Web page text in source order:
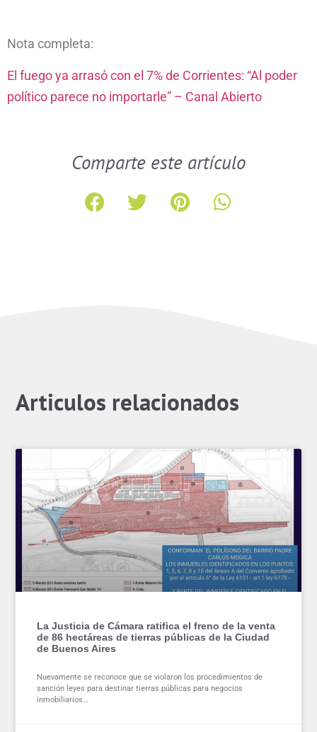
Nota completa:
El fuego ya arrasó con el 7% de Corrientes: “Al poder
político parece no importarle” – Canal Abierto
Comparte este artículo
Articulos relacionados
La Justicia de Cámara ratifica el freno de la venta
de 86 hectáreas de tierras públicas de la Ciudad
de Buenos Aires
Nuevamente se reconoce que se violaron los procedimientos de
sanción leyes para destinar tierras públicas para negocios
inmobiliarios…